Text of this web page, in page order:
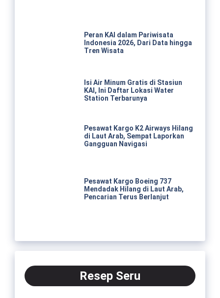
Peran KAI dalam Pariwisata
Indonesia 2026, Dari Data hingga
Tren Wisata
Isi Air Minum Gratis di Stasiun
KAI, Ini Daftar Lokasi Water
Station Terbarunya
Pesawat Kargo K2 Airways Hilang
di Laut Arab, Sempat Laporkan
Gangguan Navigasi
Pesawat Kargo Boeing 737
Mendadak Hilang di Laut Arab,
Pencarian Terus Berlanjut
Resep Seru